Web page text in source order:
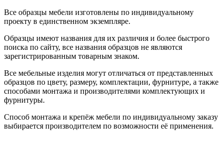
Все образцы мебели изготовлены по индивидуальному
проекту в единственном экземпляре.
Образцы имеют названия для их различия и более быстрого
поиска по сайту, все названия образцов не являются
зарегистрированным товарным знаком.
Все мебельные изделия могут отличаться от представленных
образцов по цвету, размеру, комплектации, фурнитуре, а также
способами монтажа и производителями комплектующих и
фурнитуры.
Способ монтажа и крепёж мебели по индивидуальному заказу
выбирается производителем по возможности её применения.